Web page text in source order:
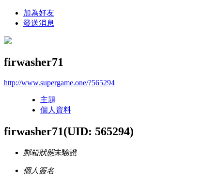
加為好友
發送消息
firwasher71
http://www.supergame.one/?565294
主題
個人資料
firwasher71(UID: 565294)
郵箱狀態未驗證
個人簽名